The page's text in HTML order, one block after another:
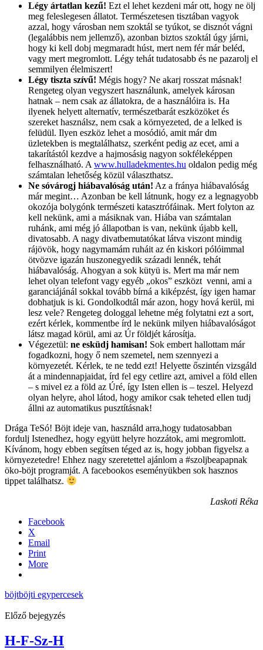
Légy ártatlan kezű! Ezt el lehet kezdeni már ott, hogy ne ölj
meg feleslegesen állatot. Természetesen tisztában vagyok
azzal, hogy városban nem szoktál se tyúkot, se disznót vágni
(legalábbis nem jellemző), azonban biztos szoktál úgy járni,
hogy ki kell dobj megmaradt húst, mert nem fér már beléd,
vagy mert megromlott. Légy tehát tudatosabb és ne pazarolj el
semmilyen élelmiszert!
Légy tiszta szívű! Mégis hogy? Ne akarj rosszat másnak!
Rengeteg olyan vegyszert használunk, amelyek károsan
hatnak – nem csak az állatokra, de a használóira is. Ha
ilyenek helyett alternatív, természetbarát eszközöket és
szereket használsz, nem csak a környezeted, de a lelked is
felüdül. Ilyen eszköz lehet a mosódió, amit már dm
üzletekben is megtalálhatsz, szerként pedig az ecet, ami a
takarítástól kezdve a hajmosásig nagyon sokféleképpen
felhasználható. Awww.hulladekmentes.hu oldalon pedig még
számtalan lehetőség közül választhatsz.
Ne sóvárogj hiábavalóság után! Az a fránya hiábavalóság
már megint… Azonban be kell látnunk, hogy ez a legnagyobb
okozója bolygónk természeti katasztrófáinak. Mert folyton az
kell nekünk, ami a másiknak van. Hiába van számtalan
ruhánk, ami még jó állapotban is van, nekünk újabb kell,
divatosabb. A nagy divatbemutatókat látva viszont mindig
rájövök, hogy nagymamám ruháit az én kiskori pólóimmal
ötvözve igazán huszonegyedik századi lennék, tehát
hiábavalóság. Ahogyan a sok kütyü is. Mert ma már nem
lehet olyan telefont vagy egyéb „okos” eszközt venni, ami a
garanciájánál sokkal tovább bírná a kiképzést, így igen hamar
dobhatjuk is ki. Gondolkodtál már azon, hogy hová kerül, mi
lesz vele? Rengeteg dologgal lehetne még folytatni ezt a sort,
ezért kérlek, kommentbe írd le nekünk milyen hiábavalóságot
látsz magad körül, ami az Úr földjét károsítja.
Végezetül: ne esküdj hamisan! Sok embert hallottam már
fogadkozni, hogy ő nem szemetel, nem szennyezi a
környezetét. Kérlek, te ne tedd ezt! Helyette őszintén vizsgáld
át a mindennapjaidat, írd fel egy cetlire azt, amivel a föld ellen
– s mivel ez a föld az Úré, így Isten ellen is – teszel. Helyezd
olyan helyre, ahol látod, hogy amikor csak teheted ellen tudj
állni az automatikus pusztításnak!
Drága TeSó! Böjt ideje van, használd arra,hogy tudatosabban
fordulj Istenedhez, hogy együtt helyre hozzátok, ami megromlott.
Kívánom, hogy ebben segítsen téged az is, hogy jobban figyelsz a
környezetedre! Ehhez nagy szeretettel ajánlom a #szoljbeapapnak
öko-böjt programját. A facebookos eseményükben sok hasznos
tippet találhatsz.
Laskoti Réka
Facebook
X
Email
Print
More
böjtböjti egypercesek
Előző bejegyzés
H-F-Sz-H